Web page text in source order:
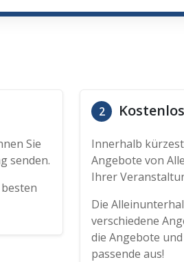
Sie
senden.
2
Innerhalb
Angebote von
Ihrer
Die
verschiedene
die Angebote
passende aus!